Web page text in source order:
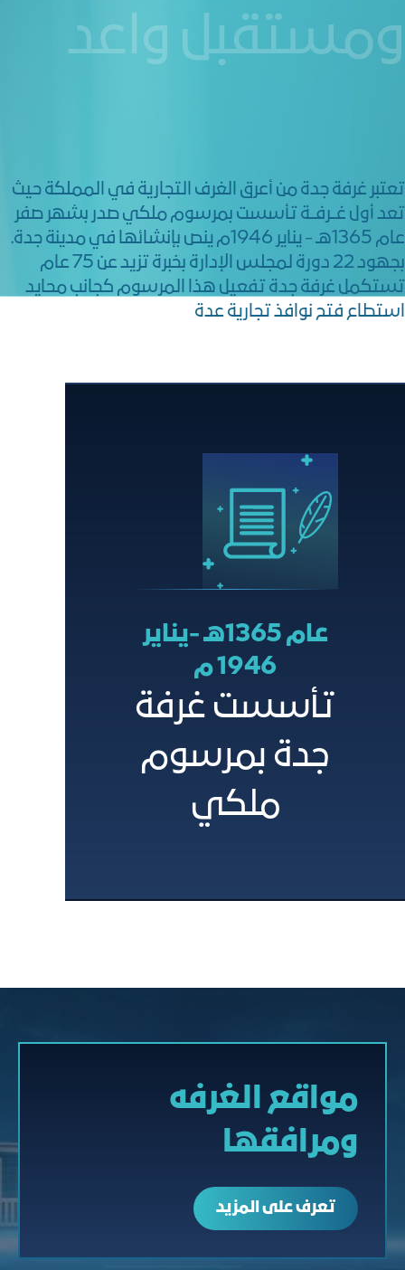
ومستقبل واعد
تعتبر غرفة جدة من أعرق الغرف التجارية في المملكة حيث
تعد أول غــرفــة تأسست بمرسوم ملكي صدر بشهر صفر
عام 1365هـ - يناير 1946م ينص بإنشائها في مدينة جدة.
بجهود 22 دورة لمجلس الإدارة بخبرة تزيد عن 75 عام
تستكمل غرفة جدة تفعيل هذا المرسوم كجانب محايد
استطاع فتح نوافذ تجارية عدة
عام 1365هـ -يناير
1946 م
تأسست غرفة
جدة بمرسوم
ملكي
مواقع الغرفه
ومرافقها
تعرف على المزيد